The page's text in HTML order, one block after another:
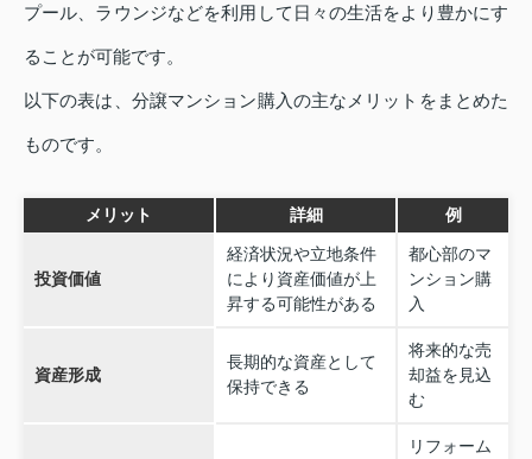
プール、ラウンジなどを利用して日々の生活をより豊かにす
ることが可能です。
以下の表は、分譲マンション購入の主なメリットをまとめた
ものです。
メリット 詳細 例
投資価値
経済状況や立地条件
により資産価値が上
昇する可能性がある
都心部のマ
ンション購
入
資産形成
長期的な資産として
保持できる
将来的な売
却益を見込
む
リフォーム